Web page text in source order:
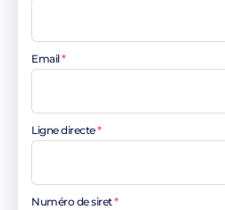
Email
Ligne directe
Numéro de siret